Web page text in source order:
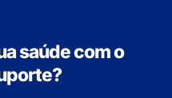
saúde com o